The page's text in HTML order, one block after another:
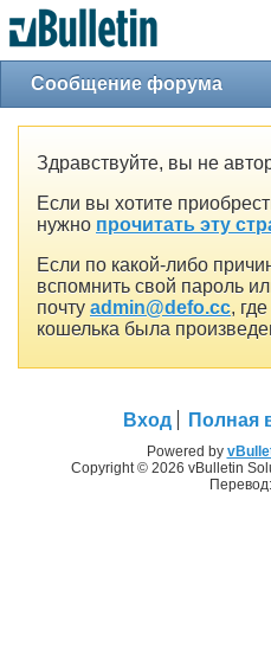
Сообщение форума
Здравствуйте, вы не
Если вы хотите
нужно прочитать эту
Если по какой-либо
вспомнить свой пароль
почту admin@defo.cc,
кошелька была
Вход Полная
Powered by
Copyright © 2026 vBulletin
Перевод: